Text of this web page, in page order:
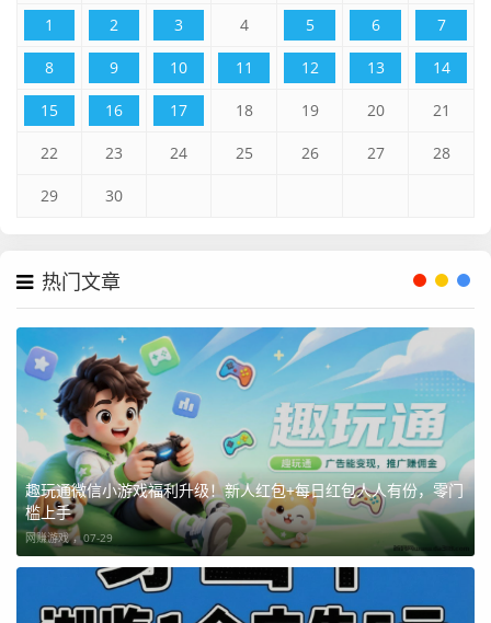
1 2 3 4 5 6 7
8 9 10 11 12 13 14
15 16 17 18 19 20 21
22 23 24 25 26 27 28
29 30
热门文章
趣玩通微信小游戏福利升级！新人红包+每日红包人人有份，零门
槛上手
网赚游戏 ，07-29